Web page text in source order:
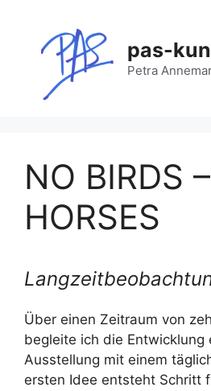
springen
pas-
Petra
NO BIRDS
HORSES
Über einen Zeitraum von
begleite ich die Entwicklung
Ausstellung mit einem
ersten Idee entsteht Schritt